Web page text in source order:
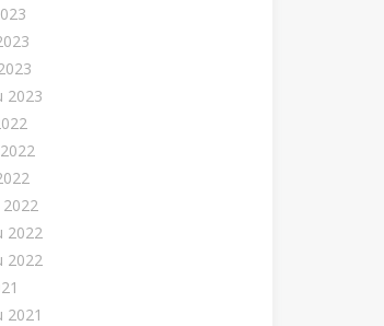
2023
2022
2022
2021